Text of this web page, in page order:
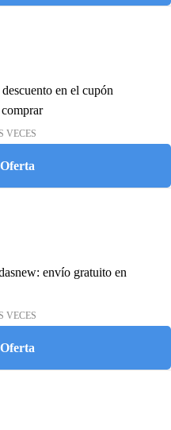
en el cupón
VECES
envío gratuito en
VECES